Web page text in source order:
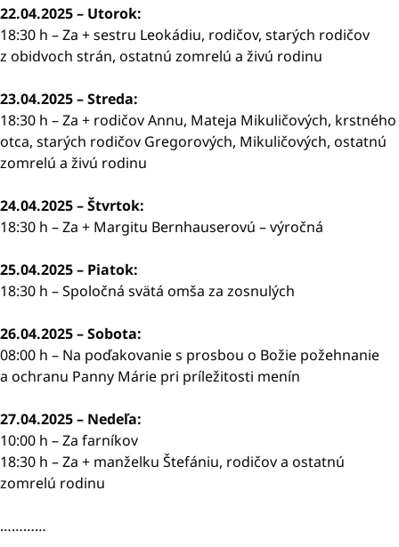
22.04.2025 – Utorok:
18:30 h – Za + sestru Leokádiu, rodičov, starých rodičov
z obidvoch strán, ostatnú zomrelú a živú rodinu
23.04.2025 – Streda:
18:30 h – Za + rodičov Annu, Mateja Mikuličových, krstného
otca, starých rodičov Gregorových, Mikuličových, ostatnú
zomrelú a živú rodinu
24.04.2025 – Štvrtok:
18:30 h – Za + Margitu Bernhauserovú – výročná
25.04.2025 – Piatok:
18:30 h – Spoločná svätá omša za zosnulých
26.04.2025 – Sobota:
08:00 h – Na poďakovanie s prosbou o Božie požehnanie
a ochranu Panny Márie pri príležitosti menín
27.04.2025 – Nedeľa:
10:00 h – Za farníkov
18:30 h – Za + manželku Štefániu, rodičov a ostatnú
zomrelú rodinu
…………